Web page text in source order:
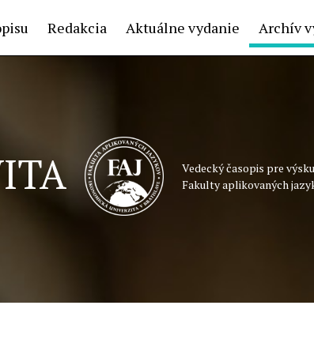
Redakcia Aktuálne vydanie Archív
Vedecký časopis pre
Fakulty aplikovaných